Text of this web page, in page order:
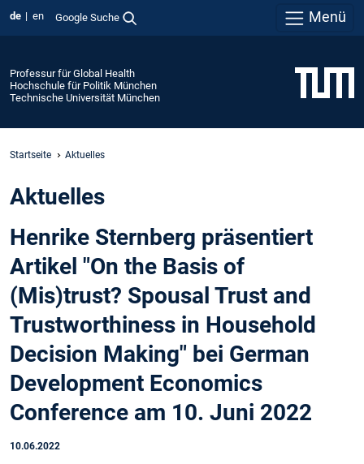
de en Google Suche Menü
Professur für Global Health
Hochschule für Politik München
Technische Universität München
Startseite Aktuelles
Aktuelles
Henrike Sternberg präsentiert
Artikel "On the Basis of
(Mis)trust? Spousal Trust and
Trustworthiness in Household
Decision Making" bei German
Development Economics
Conference am 10. Juni 2022
10.06.2022